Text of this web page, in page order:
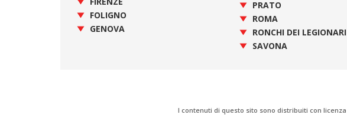
FOLIGNO
GENOVA
PRATO
ROMA
RONCHI DEI LEGIONARI
SAVONA
I contenuti di questo sito sono distribuiti con licenza